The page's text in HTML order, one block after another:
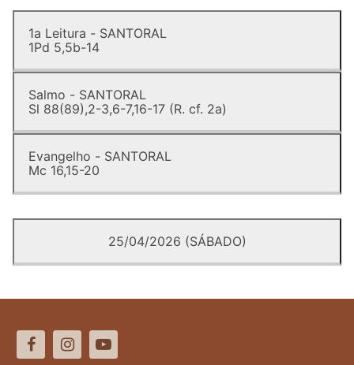
1a Leitura - SANTORAL
1Pd 5,5b-14
Salmo - SANTORAL
Sl 88(89),2-3,6-7,16-17 (R. cf. 2a)
Evangelho - SANTORAL
Mc 16,15-20
25/04/2026 (SÁBADO)